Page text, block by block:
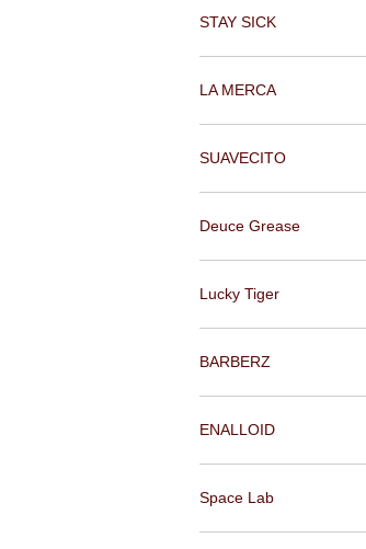
STAY SICK
LA MERCA
SUAVECITO
Deuce Grease
Lucky Tiger
BARBERZ
ENALLOID
Space Lab